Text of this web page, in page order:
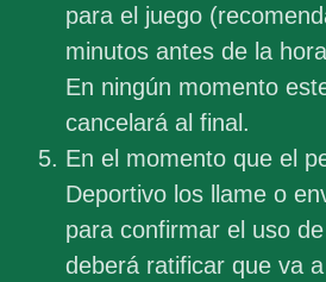
para el juego
minutos antes de la
En ningún momento
cancelará al final.
En el momento que el
Deportivo los llame o
para confirmar el uso
deberá ratificar que va